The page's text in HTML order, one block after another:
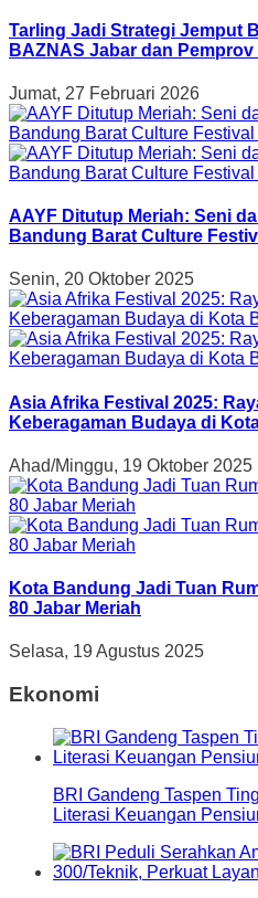
Tarling Jadi Strategi Jemput
BAZNAS Jabar dan
Jumat, 27 Februari 2026
AAYF Ditutup Meriah: Seni
Bandung Barat Culture
Senin, 20 Oktober 2025
Asia Afrika Festival 2025:
Keberagaman Budaya di
Ahad/Minggu, 19 Oktober 2025
Kota Bandung Jadi Tuan
80 Jabar Meriah
Selasa, 19 Agustus 2025
Ekonomi
BRI Gandeng Taspen
Literasi Keuangan